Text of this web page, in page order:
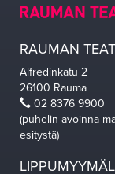
RAUMAN
Alfredinkatu 2
26100 Rauma
02 8376 9900
(puhelin avoinna
esitystä)